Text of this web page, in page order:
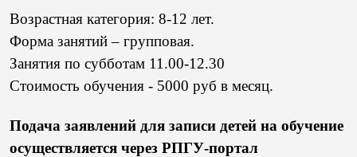
Возрастная категория: 8-12 лет.
Форма занятий – групповая.
Занятия по субботам 11.00-12.30
Стоимость обучения - 5000 руб в месяц.
Подача заявлений для записи детей на обучение
осуществляется через РПГУ-портал